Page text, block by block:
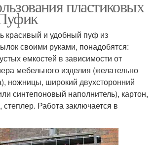
пластиковых
красивый и удобный пуф из
своими руками, понадобятся:
емкостей в зависимости от
мебельного изделия (желательно
ножницы, широкий двухсторонний
синтепоновый наполнитель), картон,
степлер. Работа заключается в